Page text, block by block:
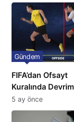
FIFA’dan Ofsayt
Kuralında Devrim
Niteliğinde Onay
Gündem
5 ay önce